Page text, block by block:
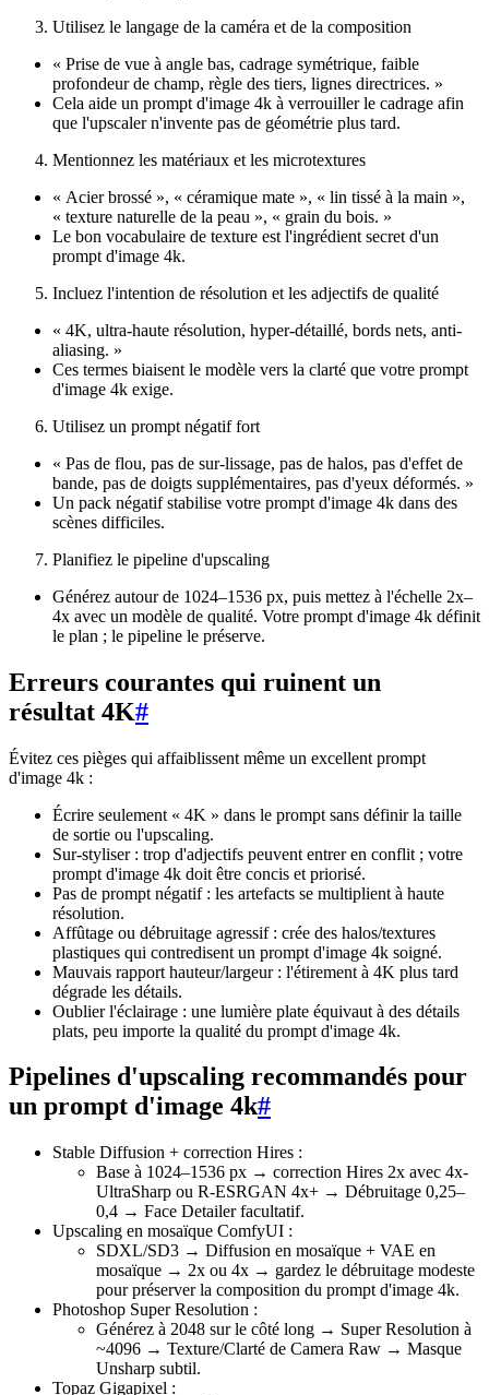
Utilisez le langage de la caméra et de la composition
« Prise de vue à angle bas, cadrage symétrique, faible
profondeur de champ, règle des tiers, lignes directrices. »
Cela aide un prompt d'image 4k à verrouiller le cadrage afin
que l'upscaler n'invente pas de géométrie plus tard.
Mentionnez les matériaux et les microtextures
« Acier brossé », « céramique mate », « lin tissé à la main »,
« texture naturelle de la peau », « grain du bois. »
Le bon vocabulaire de texture est l'ingrédient secret d'un
prompt d'image 4k.
Incluez l'intention de résolution et les adjectifs de qualité
« 4K, ultra-haute résolution, hyper-détaillé, bords nets, anti-
aliasing. »
Ces termes biaisent le modèle vers la clarté que votre prompt
d'image 4k exige.
Utilisez un prompt négatif fort
« Pas de flou, pas de sur-lissage, pas de halos, pas d'effet de
bande, pas de doigts supplémentaires, pas d'yeux déformés. »
Un pack négatif stabilise votre prompt d'image 4k dans des
scènes difficiles.
Planifiez le pipeline d'upscaling
Générez autour de 1024–1536 px, puis mettez à l'échelle 2x–
4x avec un modèle de qualité. Votre prompt d'image 4k définit
le plan ; le pipeline le préserve.
Erreurs courantes qui ruinent un
résultat 4K#
Évitez ces pièges qui affaiblissent même un excellent prompt
d'image 4k :
Écrire seulement « 4K » dans le prompt sans définir la taille
de sortie ou l'upscaling.
Sur-styliser : trop d'adjectifs peuvent entrer en conflit ; votre
prompt d'image 4k doit être concis et priorisé.
Pas de prompt négatif : les artefacts se multiplient à haute
résolution.
Affûtage ou débruitage agressif : crée des halos/textures
plastiques qui contredisent un prompt d'image 4k soigné.
Mauvais rapport hauteur/largeur : l'étirement à 4K plus tard
dégrade les détails.
Oublier l'éclairage : une lumière plate équivaut à des détails
plats, peu importe la qualité du prompt d'image 4k.
Pipelines d'upscaling recommandés pour
un prompt d'image 4k#
Stable Diffusion + correction Hires :
Base à 1024–1536 px → correction Hires 2x avec 4x-
UltraSharp ou R-ESRGAN 4x+ → Débruitage 0,25–
0,4 → Face Detailer facultatif.
Upscaling en mosaïque ComfyUI :
SDXL/SD3 → Diffusion en mosaïque + VAE en
mosaïque → 2x ou 4x → gardez le débruitage modeste
pour préserver la composition du prompt d'image 4k.
Photoshop Super Resolution :
Générez à 2048 sur le côté long → Super Resolution à
~4096 → Texture/Clarté de Camera Raw → Masque
Unsharp subtil.
Topaz Gigapixel :